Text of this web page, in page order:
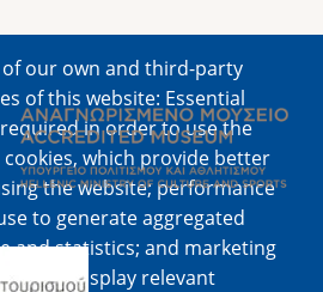
of our own and third-party
of this website: Essential
in order to use the
cookies, which provide better
the website; performance
to generate aggregated
and statistics; and marketing
to display relevant